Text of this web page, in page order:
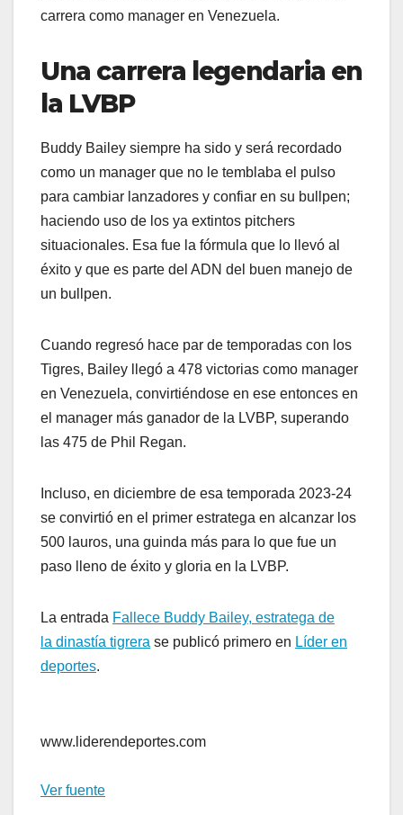
carrera como manager en Venezuela.
Una carrera legendaria en
la LVBP
Buddy Bailey siempre ha sido y será recordado
como un manager que no le temblaba el pulso
para cambiar lanzadores y confiar en su bullpen;
haciendo uso de los ya extintos pitchers
situacionales. Esa fue la fórmula que lo llevó al
éxito y que es parte del ADN del buen manejo de
un bullpen.
Cuando regresó hace par de temporadas con los
Tigres, Bailey llegó a 478 victorias como manager
en Venezuela, convirtiéndose en ese entonces en
el manager más ganador de la LVBP, superando
las 475 de Phil Regan.
Incluso, en diciembre de esa temporada 2023-24
se convirtió en el primer estratega en alcanzar los
500 lauros, una guinda más para lo que fue un
paso lleno de éxito y gloria en la LVBP.
La entrada Fallece Buddy Bailey, estratega de
la dinastía tigrera se publicó primero en Líder en
deportes.
www.liderendeportes.com
Ver fuente